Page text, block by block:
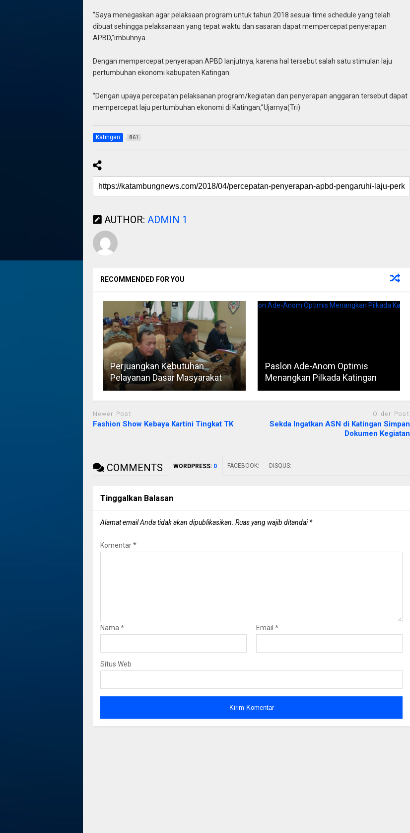
“Saya menegaskan agar pelaksaan program untuk tahun 2018 sesuai time schedule yang telah
dibuat sehingga pelaksanaan yang tepat waktu dan sasaran dapat mempercepat penyerapan
APBD,”imbuhnya
Dengan mempercepat penyerapan APBD lanjutnya, karena hal tersebut salah satu stimulan laju
pertumbuhan ekonomi kabupaten Katingan.
“Dengan upaya percepatan pelaksanan program/kegiatan dan penyerapan anggaran tersebut dapat
mempercepat laju pertumbuhan ekonomi di Katingan,”Ujarnya(Tri)
Katingan 861
AUTHOR: ADMIN 1
RECOMMENDED FOR YOU
Perjuangkan Kebutuhan
Pelayanan Dasar Masyarakat
Paslon Ade-Anom Optimis
Menangkan Pilkada Katingan
Newer Post
Fashion Show Kebaya Kartini Tingkat TK
Older Post
Sekda Ingatkan ASN di Katingan Simpan
Dokumen Kegiatan
COMMENTS WORDPRESS: 0 FACEBOOK: DISQUS:
Tinggalkan Balasan
Alamat email Anda tidak akan dipublikasikan. Ruas yang wajib ditandai*
Komentar*
Nama* Email *
Situs Web